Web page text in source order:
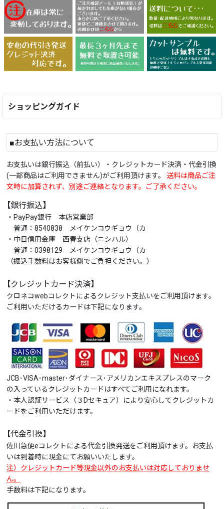
ショッピングガイド
■お支払い方法について
お支払いは銀行振込（前払い）・クレジットカード決済・代金引換
(一部商品はご利用できません)がご利用頂けます。 送料は商品ご注
文時に加算されず、別途ご連絡となります。ご了承ください。
【銀行振込】
・PayPay銀行 本店営業部
普通：8540838 メイケンコウギョウ（カ
・中日信用金庫 西春支店（ニシハル）
普通：0398129 メイケンコウギョウ（カ
（振込手数料はお客様側でご負担ください。）
【クレジットカード決済】
クロネコwebコレクトによるクレジット支払いをご利用頂けます。
ご利用いただけるカードは下記になります。
JCB･VISA･master･ダイナース･アメリカンエキスプレスのマーク
の入っているクレジットカードはすべてご利用になれます。
・本人認証サービス（３Dセキュア）により安心してクレジットカ
ードをご利用いただけます。
【代金引換】
佐川急便eコレクトによる代金引換発送をご利用頂けます。お支払
いは到着時に現金にてお願いいたします。
注）クレジットカード等現金以外のお支払いは対応しておりませ
ん。
手数料は下記になります。